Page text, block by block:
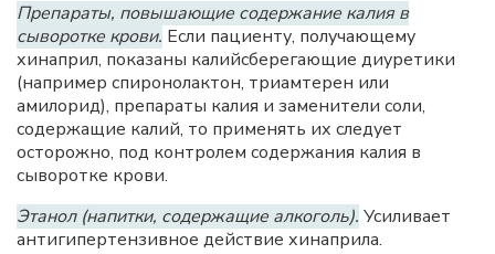
Препараты, повышающие содержание калия в
сыворотке крови. Если пациенту, получающему
хинаприл, показаны калийсберегающие диуретики
(например спиронолактон, триамтерен или
амилорид), препараты калия и заменители соли,
содержащие калий, то применять их следует
осторожно, под контролем содержания калия в
сыворотке крови.
Этанол (напитки, содержащие алкоголь). Усиливает
антигипертензивное действие хинаприла.